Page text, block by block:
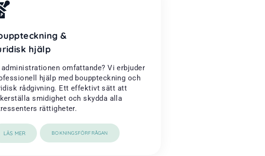
&
hjälp
administrationen omfattande? Vi erbjuder
hjälp med bouppteckning och
rådgivning. Ett effektivt sätt att
smidighet och skydda alla
rättigheter.
LÄS MER BOKNINGSFÖRFRÅGAN